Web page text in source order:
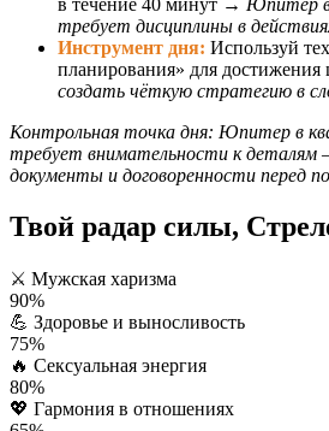
требует дисциплины в
Инструмент дня: Используй
планирования» для
создать чёткую стратегию в
Контрольная точка дня: Юпитер в
требует внимательности к деталям
документы и договоренности перед
Твой радар силы,
⚔️ Мужская харизма
90%
💪 Здоровье и выносливость
75%
🔥 Сексуальная энергия
80%
💖 Гармония в отношениях